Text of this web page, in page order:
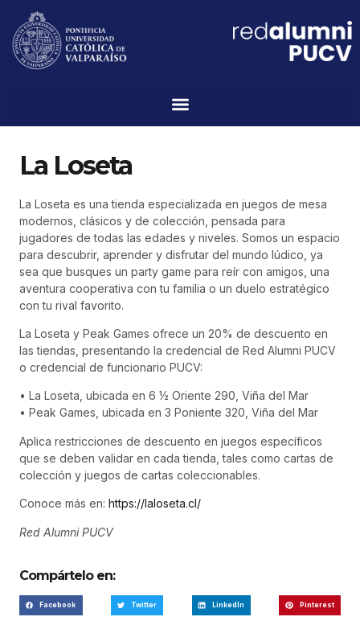
La Loseta
La Loseta es una tienda especializada en juegos de mesa
modernos, clásicos y de colección, pensada para
jugadores de todas las edades y niveles. Somos un espacio
para descubrir, aprender y disfrutar del mundo lúdico, ya
sea que busques un party game para reír con amigos, una
aventura cooperativa con tu familia o un duelo estratégico
con tu rival favorito.
La Loseta y Peak Games ofrece un 20% de descuento en
las tiendas, presentando la credencial de Red Alumni PUCV
o credencial de funcionario PUCV:
• La Loseta, ubicada en 6 1⁄2 Oriente 290, Viña del Mar
• Peak Games, ubicada en 3 Poniente 320, Viña del Mar
Aplica restricciones de descuento en juegos específicos
que se deben validar en cada tienda, tales como cartas de
colección y juegos de cartas coleccionables.
Conoce más en: https://laloseta.cl/
Red Alumni PUCV
Compártelo en:
Facebook Twitter LinkedIn Pinterest